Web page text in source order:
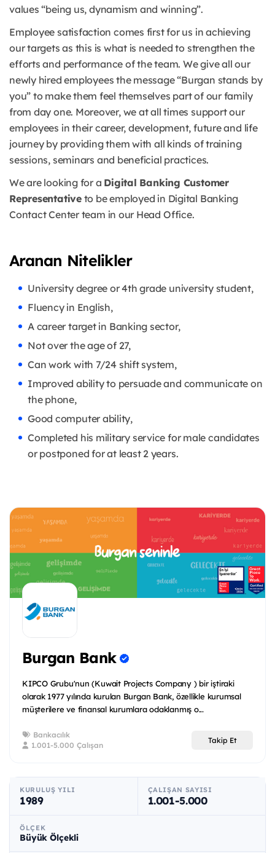
values “being us, dynamism and winning”.
Employee satisfaction comes first for us in achieving
our targets as this is what is needed to strengthen the
efforts and performance of the team. We give all our
newly hired employees the message “Burgan stands by
you” to make them feel themselves part of our family
from day one. Moreover, we at all times support our
employees in their career, development, future and life
journey by providing them with all kinds of training
sessions, seminars and beneficial practices.
We are looking for a Digital Banking Customer
Representativeto be employed in Digital Banking
Contact Center team in our Head Office.
Aranan Nitelikler
University degree or 4th grade university student,
Fluency in English,
A career target in Banking sector,
Not over the age of 27,
Can work with 7/24 shift system,
Improved ability to persuade and communicate on
the phone,
Good computer ability,
Completed his military service for male candidates
or postponed for at least 2 years.
Burgan Bank
KIPCO Grubu'nun (Kuwait Projects Company ) bir iştiraki
olarak 1977 yılında kurulan Burgan Bank, özellikle kurumsal
müşterilere ve finansal kurumlara odaklanmış o...
Bankacılık
1.001-5.000 Çalışan
Takip Et
KURULUŞ YILI
1989
ÇALIŞAN SAYISI
1.001-5.000
ÖLÇEK
Büyük Ölçekli